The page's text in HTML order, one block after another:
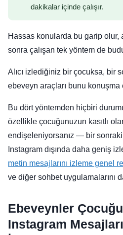
dakikalar içinde çalışır.
Hassas konularda bu garip olur,
sonra çalışan tek yöntem de
Alıcı izlediğiniz bir çocuksa, bir
ebeveyn araçları bunu konuşma
Bu dört yöntemden hiçbiri
özellikle çocuğunuzun kasıtlı
endişeleniyorsanız — bir
Instagram dışında daha geniş
metin mesajlarını izleme genel
ve diğer sohbet uygulamalarını
Ebeveynler
Instagram